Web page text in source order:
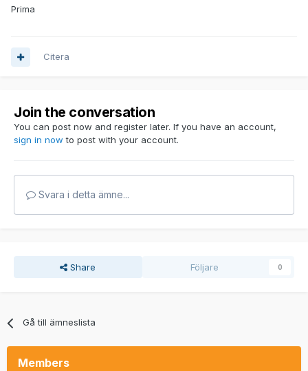
Prima
Citera
Join the conversation
You can post now and register later. If you have an account,
sign in now to post with your account.
Svara i detta ämne...
Share Följare 0
Gå till ämneslista
Members